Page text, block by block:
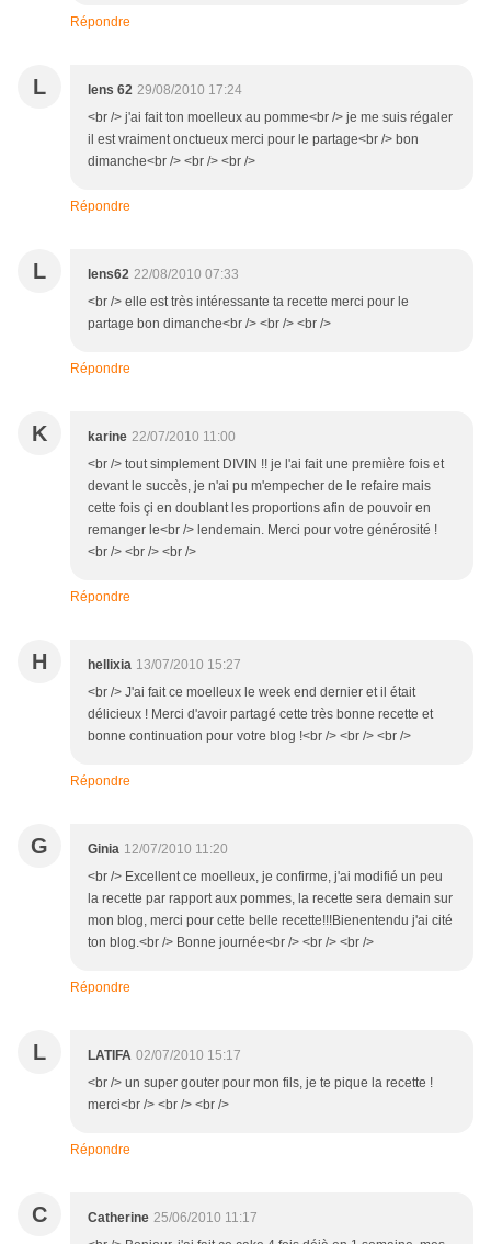
Répondre
L lens 62 29/08/2010 17:24
<br /> j'ai fait ton moelleux au pomme<br /> je me suis régaler
il est vraiment onctueux merci pour le partage<br /> bon
dimanche<br /> <br /> <br />
Répondre
L lens62 22/08/2010 07:33
<br /> elle est très intéressante ta recette merci pour le
partage bon dimanche<br /> <br /> <br />
Répondre
K karine 22/07/2010 11:00
<br /> tout simplement DIVIN !! je l'ai fait une première fois et
devant le succès, je n'ai pu m'empecher de le refaire mais
cette fois çi en doublant les proportions afin de pouvoir en
remanger le<br /> lendemain. Merci pour votre générosité !
<br /> <br /> <br />
Répondre
H hellixia 13/07/2010 15:27
<br /> J'ai fait ce moelleux le week end dernier et il était
délicieux ! Merci d'avoir partagé cette très bonne recette et
bonne continuation pour votre blog !<br /> <br /> <br />
Répondre
G Ginia 12/07/2010 11:20
<br /> Excellent ce moelleux, je confirme, j'ai modifié un peu
la recette par rapport aux pommes, la recette sera demain sur
mon blog, merci pour cette belle recette!!!Bienentendu j'ai cité
ton blog.<br /> Bonne journée<br /> <br /> <br />
Répondre
L LATIFA 02/07/2010 15:17
<br /> un super gouter pour mon fils, je te pique la recette !
merci<br /> <br /> <br />
Répondre
C Catherine 25/06/2010 11:17